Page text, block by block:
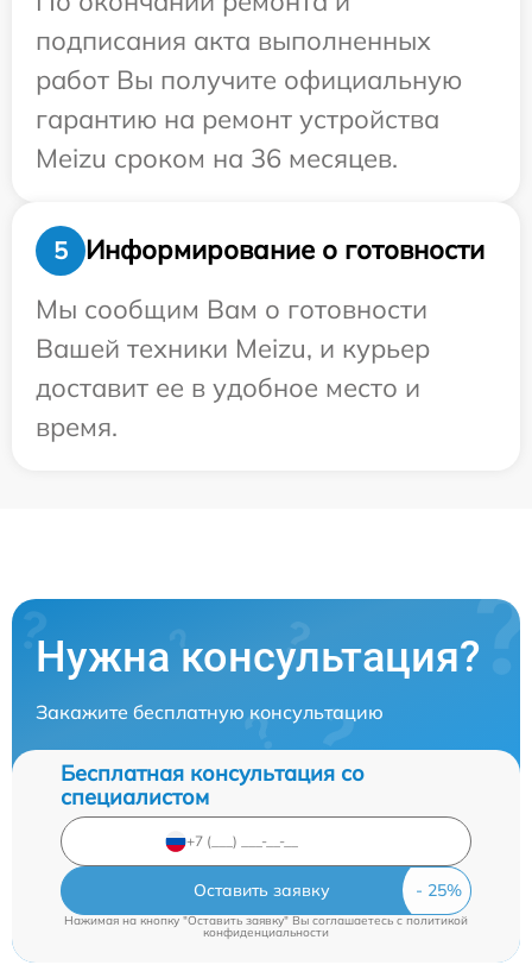
подписания акта выполненных
работ Вы получите официальную
гарантию на ремонт устройства
Meizu сроком на 36 месяцев.
5
Информирование о готовности
Мы сообщим Вам о готовности
Вашей техники Meizu, и курьер
доставит ее в удобное место и
время.
Нужна консультация?
Закажите бесплатную консультацию
Бесплатная консультация со
специалистом
Оставить заявку
Нажимая на кнопку "Оставить заявку" Вы соглашаетесь cполитикой
конфиденциальности